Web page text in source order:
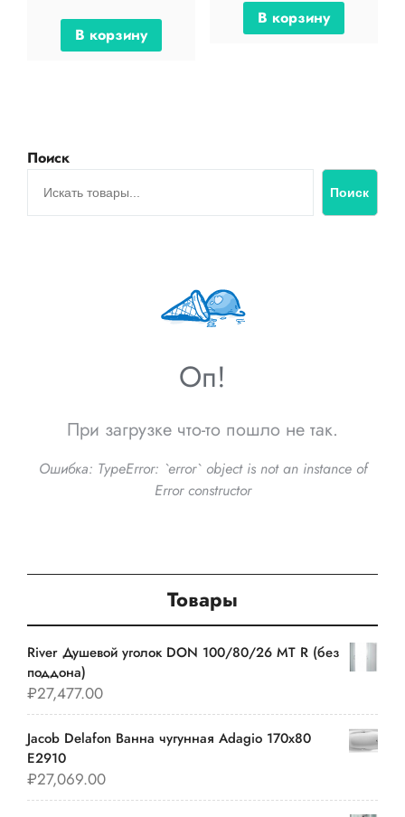
В корзину
В корзину
Поиск
Поиск
Оп!
При загрузке что-то пошло не так.
Ошибка: TypeError: `error` object is not an instance of
Error constructor
Товары
River Душевой уголок DON 100/80/26 MT R (без
поддона)
₽27,477.00
Jacob Delafon Ванна чугунная Adagio 170х80
E2910
₽27,069.00